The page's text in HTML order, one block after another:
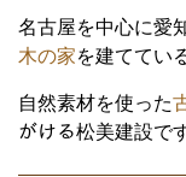
名古屋を中心に愛
木の家を建ててい
自然素材を使った
がける松美建設で